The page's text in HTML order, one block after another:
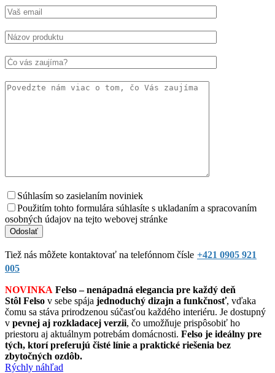
Súhlasím so zasielaním noviniek
Použitím tohto formulára súhlasíte s ukladaním a spracovaním
osobných údajov na tejto webovej stránke
Tiež nás môžete kontaktovať na telefónnom čísle +421 0905 921
005
NOVINKA Felso – nenápadná elegancia pre každý deň
Stôl Felso v sebe spája jednoduchý dizajn a funkčnosť, vďaka
čomu sa stáva prirodzenou súčasťou každého interiéru. Je dostupný
v pevnej aj rozkladacej verzii, čo umožňuje prispôsobiť ho
priestoru aj aktuálnym potrebám domácnosti. Felso je ideálny pre
tých, ktorí preferujú čisté línie a praktické riešenia bez
zbytočných ozdôb.
Rýchly náhľad